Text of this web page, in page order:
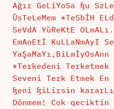
Ağır GeLiYoSa ßu
ÜsTeLeMem *TeSbİH
SeVdA YüReKtE
EmAnEtİ KuLLaNmAyI
*Terkedeni
Seveni Terk Etmek
ßeni ßiLirsin
Dönmem! Cok